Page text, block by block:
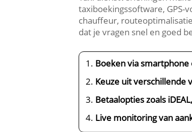
taxiboekingssoftware,
chauffeur,
dat je vragen snel en goed
Boeken via
Keuze uit verschillende
Betaalopties zoals
Live monitoring van